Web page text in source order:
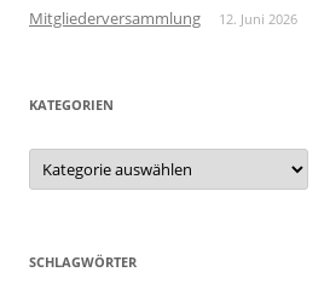
Mitgliederversammlung 12. Juni 2026
KATEGORIEN
Kategorien
SCHLAGWÖRTER